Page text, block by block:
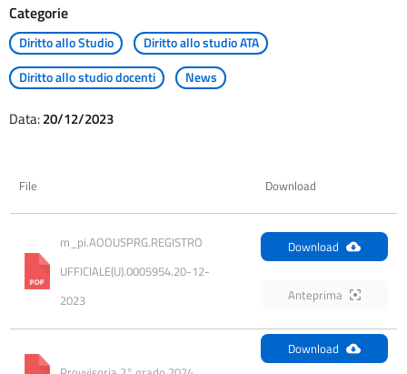
Categorie
Diritto allo Studio
Diritto allo studio ATA
Diritto allo studio docenti
News
Data:20/12/2023
File Download
m_pi.AOOUSPRG.REGISTRO
UFFICIALE(U).0005954.20-12-
2023
Download
Anteprima
Download